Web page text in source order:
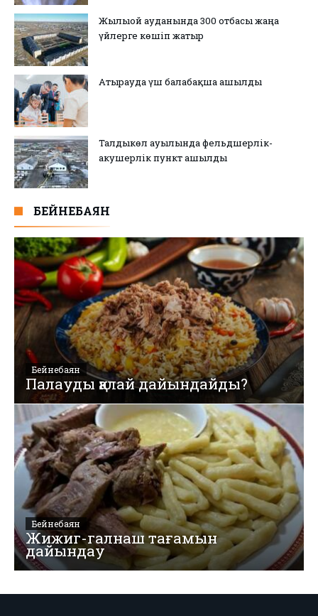
Жылыой ауданында 300 отбасы жаңа
үйлерге көшіп жатыр
Атырауда үш балабақша ашылды
Талдыкөл ауылында фельдшерлік-
акушерлік пункт ашылды
БЕЙНЕБАЯН
Бейнебаян
Палауды қалай дайындайды?
Бейнебаян
Жижиг-галнаш тағамын
дайындау